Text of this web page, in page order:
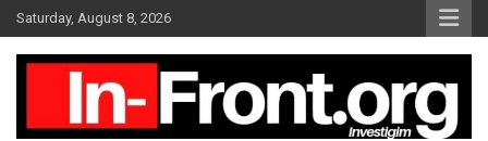
k
Saturday, August 8, 2026